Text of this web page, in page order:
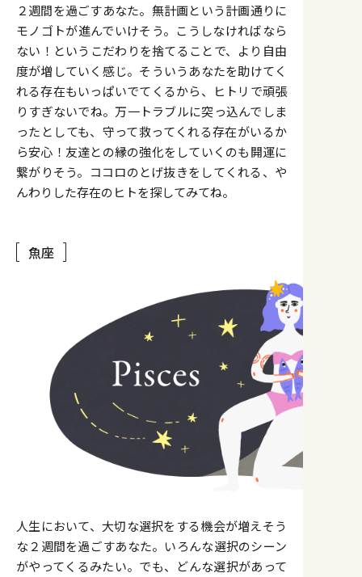
２週間を過ごすあなた。無計画という計画通りに
モノゴトが進んでいけそう。こうしなければなら
ない！というこだわりを捨てることで、より自由
度が増していく感じ。そういうあなたを助けてく
れる存在もいっぱいでてくるから、ヒトリで頑張
りすぎないでね。万一トラブルに突っ込んでしま
ったとしても、守って救ってくれる存在がいるか
ら安心！友達との縁の強化をしていくのも開運に
繋がりそう。ココロのとげ抜きをしてくれる、や
んわりした存在のヒトを探してみてね。
魚座
人生において、大切な選択をする機会が増えそう
な２週間を過ごすあなた。いろんな選択のシーン
がやってくるみたい。でも、どんな選択があって